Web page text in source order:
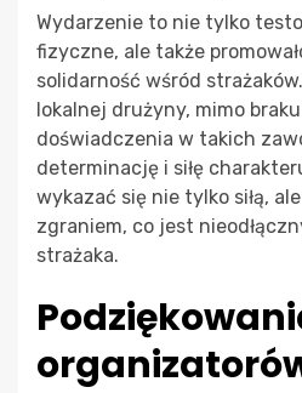
Wydarzenie to nie tylko
fizyczne, ale także
solidarność wśród
lokalnej drużyny, mimo
doświadczenia w takich
determinację i siłę
wykazać się nie tylko siłą,
zgraniem, co jest
strażaka.